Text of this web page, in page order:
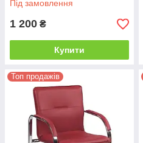
Під замовлення
1 200 ₴
Купити
Топ продажів